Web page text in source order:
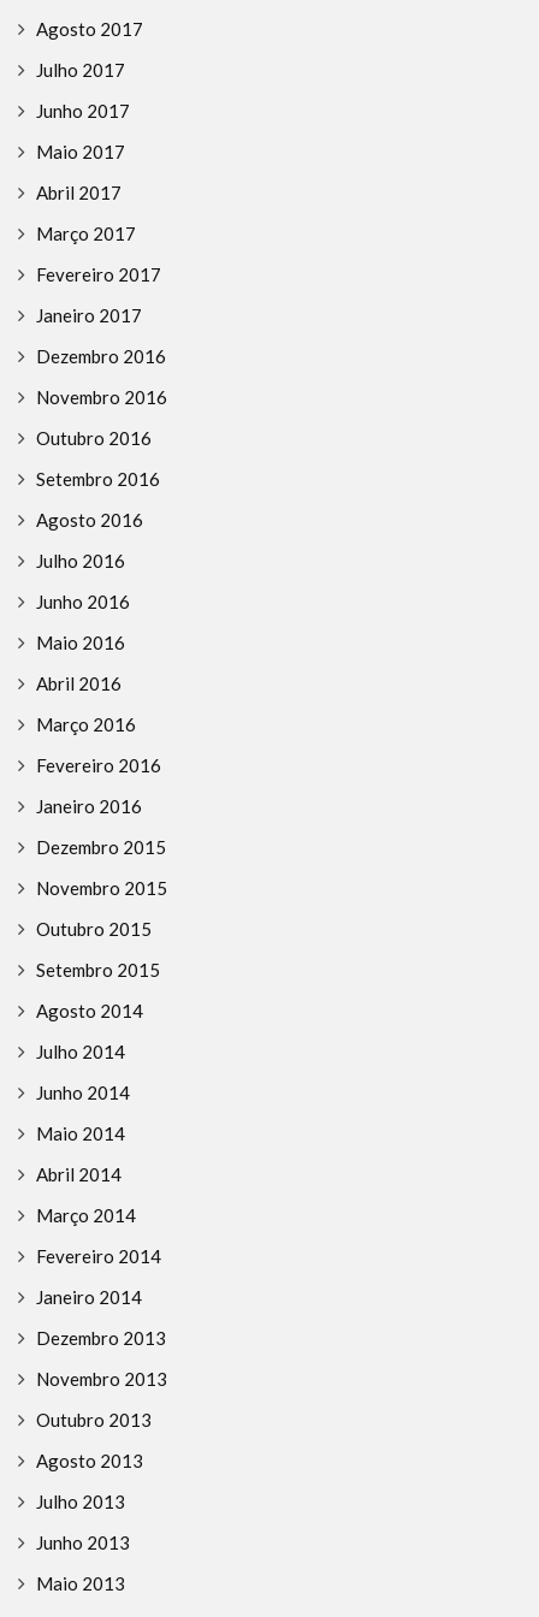
Agosto 2017
Julho 2017
Junho 2017
Maio 2017
Abril 2017
Março 2017
Fevereiro 2017
Janeiro 2017
Dezembro 2016
Novembro 2016
Outubro 2016
Setembro 2016
Agosto 2016
Julho 2016
Junho 2016
Maio 2016
Abril 2016
Março 2016
Fevereiro 2016
Janeiro 2016
Dezembro 2015
Novembro 2015
Outubro 2015
Setembro 2015
Agosto 2014
Julho 2014
Junho 2014
Maio 2014
Abril 2014
Março 2014
Fevereiro 2014
Janeiro 2014
Dezembro 2013
Novembro 2013
Outubro 2013
Agosto 2013
Julho 2013
Junho 2013
Maio 2013